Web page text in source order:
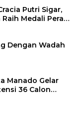
Putri Sigar,
Medali Perak
Dengan Wadah
Manado Gelar
36 Calon